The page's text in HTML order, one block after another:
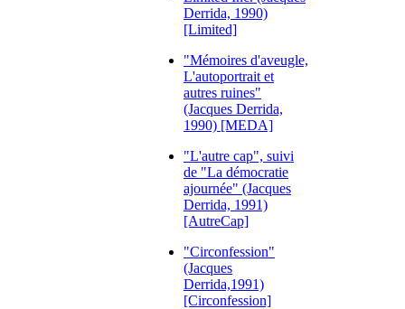
Derrida, 1990)
[Limited]
"Mémoires d'aveugle,
L'autoportrait et
autres ruines"
(Jacques Derrida,
1990) [MEDA]
"L'autre cap", suivi
de "La démocratie
ajournée" (Jacques
Derrida, 1991)
[AutreCap]
"Circonfession"
(Jacques
Derrida,1991)
[Circonfession]